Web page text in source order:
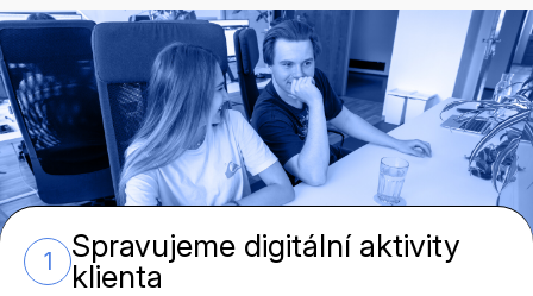
1
Spravujeme digitální aktivity
klienta